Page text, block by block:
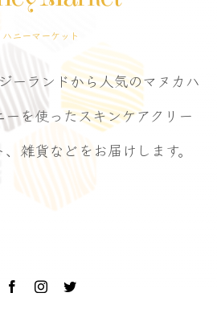
ハニーマーケット
ーランドから人気のマヌカハ
を使ったスキンケアクリー
雑貨などをお届けします。